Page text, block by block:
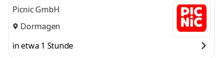
Picnic GmbH
Dormagen
in etwa 1 Stunde